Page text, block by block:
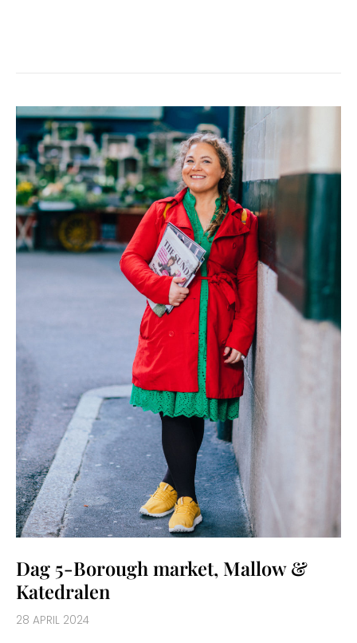
Dag 5-Borough market, Mallow &
Katedralen
28 APRIL 2024
DAG
5-
BOROUGH
MARKET,
MALLOW
&
KATEDRALEN